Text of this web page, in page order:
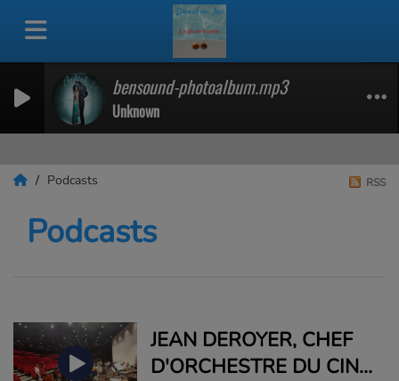
bensound-photoalbum.mp3
Unknown
Podcasts
Podcasts
RSS
JEAN DEROYER, CHEF
D'ORCHESTRE DU CINÉ